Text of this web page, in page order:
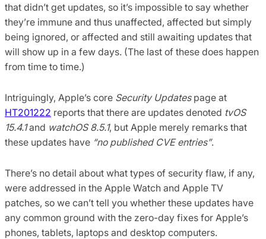
that didn’t get updates, so it’s impossible to say whether
they’re immune and thus unaffected, affected but simply
being ignored, or affected and still awaiting updates that
will show up in a few days. (The last of these does happen
from time to time.)
Intriguingly, Apple’s core Security Updatespage at
HT201222 reports that there are updates denoted tvOS
15.4.1and watchOS 8.5.1, but Apple merely remarks that
these updates have “no published CVE entries”.
There’s no detail about what types of security flaw, if any,
were addressed in the Apple Watch and Apple TV
patches, so we can’t tell you whether these updates have
any common ground with the zero-day fixes for Apple’s
phones, tablets, laptops and desktop computers.